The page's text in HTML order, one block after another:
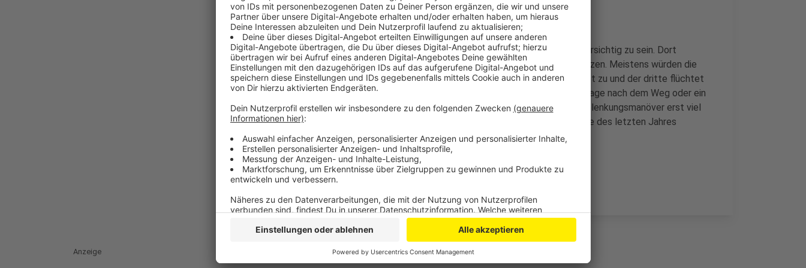
Anzeige
Die Polizei weist darauf hin auf Weihnachtsmärkten besonders vorsichtig zu sein. Dort
herrscht oft ein starkes Gedränge, welches Taschendiebe ausnutzen. Meistens würden die
Täter im Team arbeiten: Einer lenkt das Opfer ab, der zweite greift zu und der dritte flüchtet
unbemerkt mit der Beute. Maschen sind dabei zum Beispiel die Frage nach dem Weg oder ein
Getränk wird verschüttet. Die meisten Opfer merken durch die Ablenkungsmanöver erst viel
später, dass ihnen etwas fehlt. Im Oberbergischen hat es im Laufe des letzten Jahres
insgesamt rund 104 Taschendiebstähle gegeben.
Anzeige
Anzeige